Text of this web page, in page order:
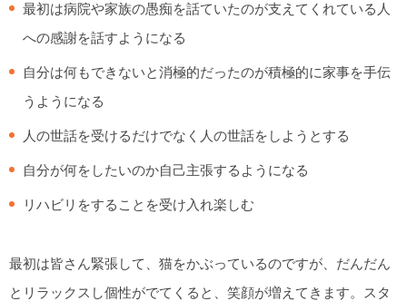
最初は病院や家族の愚痴を話ていたのが支えてくれている人
への感謝を話すようになる
自分は何もできないと消極的だったのが積極的に家事を手伝
うようになる
人の世話を受けるだけでなく人の世話をしようとする
自分が何をしたいのか自己主張するようになる
リハビリをすることを受け入れ楽しむ
最初は皆さん緊張して、猫をかぶっているのですが、だんだん
とリラックスし個性がでてくると、笑顔が増えてきます。スタ